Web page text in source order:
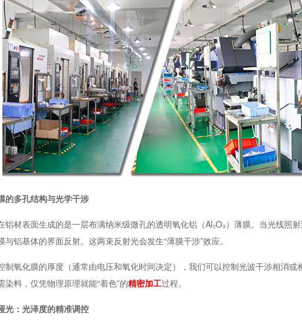
的多孔结构与光学干涉
铝材表面生成的是一层布满纳米级微孔的透明氧化铝（Al₂O₃）薄膜。当光线照
与铝基体的界面反射。这两束反射光会发生“薄膜干涉”效应。
制氧化膜的厚度（通常由电压和氧化时间决定），我们可以控制光波干涉相消
染料，仅凭物理原理就能“着色”的精密加工过程。
光：光泽度的精准调控